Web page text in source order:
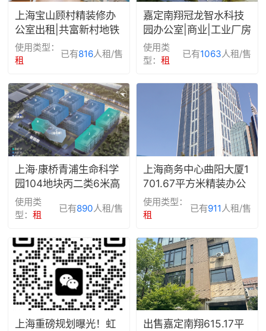
上海宝山顾村精装修办
公室出租|共富新村地铁
站|LOFT|可办可住
使用类型：
租
已有816人租/售
嘉定南翔冠龙智水科技
园办公室|商业|工业厂房
出租
使用类
型： 租
已有1063人租/售
上海·康桥青浦生命科学
园104地块丙二类6米高
厂房出租|康墣生命科学
产业园
使用类
型：租
已有890人租/售
上海商务中⼼曲阳大厦1
701.67平⽅⽶精装办公
室出租
使用类型：
租
已有911人租/售
上海重磅规划曝光！虹
出售嘉定南翔615.17平